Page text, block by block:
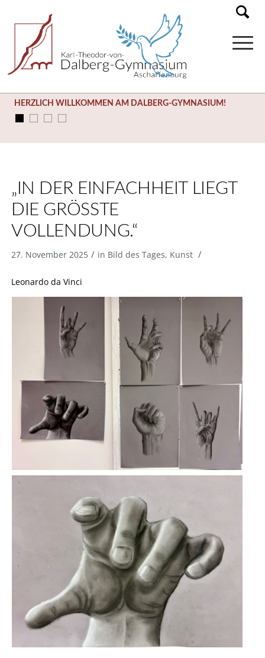
HERZLICH WILLKOMMEN AM DALBERG-GYMNASIUM!
„IN DER EINFACHHEIT LIEGT
DIE GRÖSSTE V
OLLENDUNG.“
27. November 2025 / in Bild des Tages, Kunst /
Leonardo da Vinci